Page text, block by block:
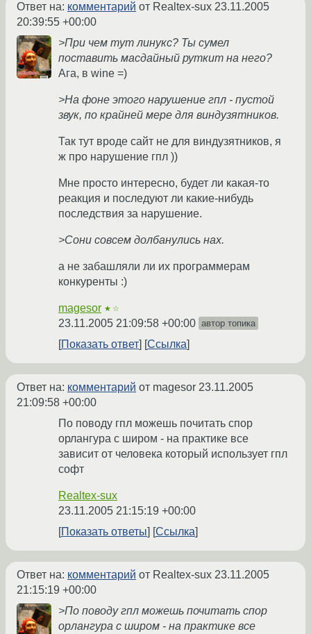
Ответ на: комментарий от Realtex-sux 23.11.2005
20:39:55 +00:00
>При чем тут линукс? Ты сумел
поставить масдайный руткит на него?
Ага, в wine =)
>На фоне этого нарушение гпл - пустой
звук, по крайней мере для виндузятников.
Так тут вроде сайт не для виндузятников, я
ж про нарушение гпл ))
Мне просто интересно, будет ли какая-то
реакция и последуют ли какие-нибудь
последствия за нарушение.
>Сони совсем долбанулись нах.
а не забашляли ли их программерам
конкуренты :)
magesor ★☆
23.11.2005 21:09:58 +00:00 автор топика
Показать ответ Ссылка
Ответ на: комментарий от magesor 23.11.2005
21:09:58 +00:00
По поводу гпл можешь почитать спор
орлангура с широм - на практике все
зависит от человека который использует гпл
софт
Realtex-sux
23.11.2005 21:15:19 +00:00
Показать ответы
Ссылка
Ответ на: комментарий от Realtex-sux 23.11.2005
21:15:19 +00:00
>По поводу гпл можешь почитать спор
орлангура с широм - на практике все